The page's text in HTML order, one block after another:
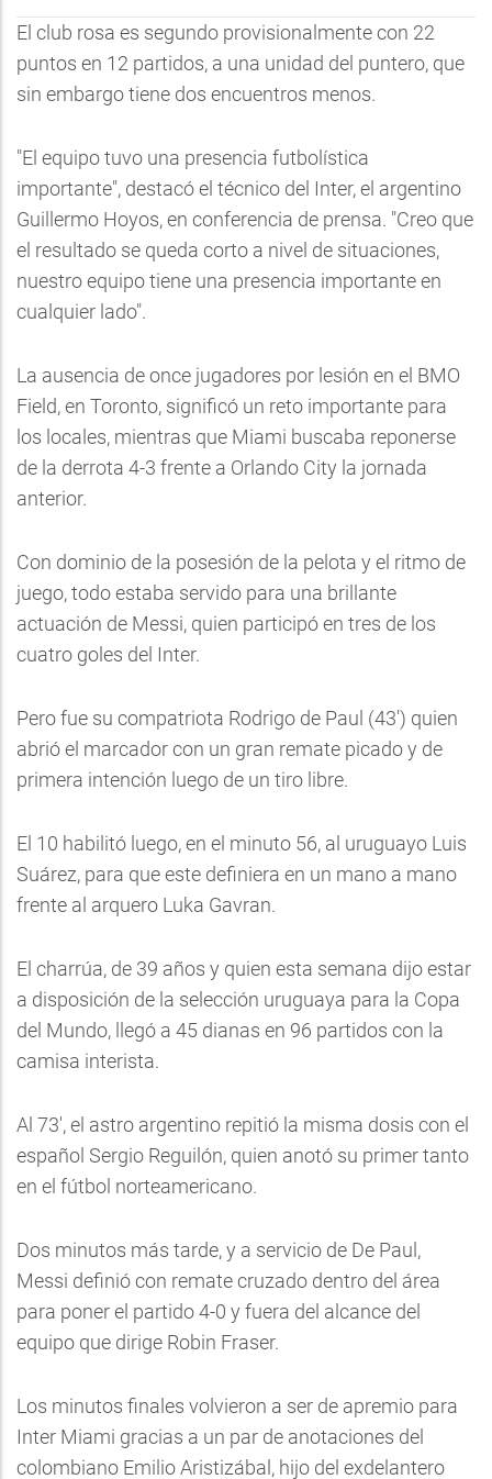
El club rosa es segundo provisionalmente con 22
puntos en 12 partidos, a una unidad del puntero, que
sin embargo tiene dos encuentros menos.
"El equipo tuvo una presencia futbolística
importante", destacó el técnico del Inter, el argentino
Guillermo Hoyos, en conferencia de prensa. "Creo que
el resultado se queda corto a nivel de situaciones,
nuestro equipo tiene una presencia importante en
cualquier lado".
La ausencia de once jugadores por lesión en el BMO
Field, en Toronto, significó un reto importante para
los locales, mientras que Miami buscaba reponerse
de la derrota 4-3 frente a Orlando City la jornada
anterior.
Con dominio de la posesión de la pelota y el ritmo de
juego, todo estaba servido para una brillante
actuación de Messi, quien participó en tres de los
cuatro goles del Inter.
Pero fue su compatriota Rodrigo de Paul (43') quien
abrió el marcador con un gran remate picado y de
primera intención luego de un tiro libre.
El 10 habilitó luego, en el minuto 56, al uruguayo Luis
Suárez, para que este definiera en un mano a mano
frente al arquero Luka Gavran.
El charrúa, de 39 años y quien esta semana dijo estar
a disposición de la selección uruguaya para la Copa
del Mundo, llegó a 45 dianas en 96 partidos con la
camisa interista.
Al 73', el astro argentino repitió la misma dosis con el
español Sergio Reguilón, quien anotó su primer tanto
en el fútbol norteamericano.
Dos minutos más tarde, y a servicio de De Paul,
Messi definió con remate cruzado dentro del área
para poner el partido 4-0 y fuera del alcance del
equipo que dirige Robin Fraser.
Los minutos finales volvieron a ser de apremio para
Inter Miami gracias a un par de anotaciones del
colombiano Emilio Aristizábal, hijo del exdelantero